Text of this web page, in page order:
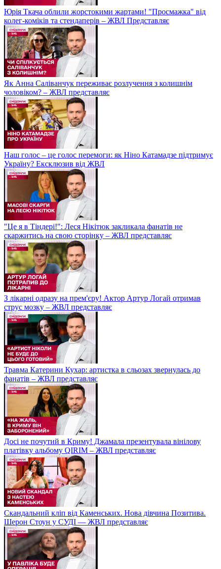
Юрія Ткача облили жорстокими жартами! "Просмажка" від
колег-коміків та стендаперів – ЖВЛ Представляє
Як Анна Саліванчук переживає розлучення з колишнім
чоловіком? – ЖВЛ представляє
Наш голос – це голос перемоги: як Ніно Катамадзе підтримує
Україну? Ексклюзив від ЖВЛ
"Це я в Тіндері!": Леся Нікітюк закликала фанатів не
скаржитись на свою сторінку – ЖВЛ представляє
З лікарні одразу на прем'єру! Актор Артур Логай отримав
струс мозку – ЖВЛ представляє
Травма Катерини Кухар: артистка в сльозах звернулась до
фанатів – ЖВЛ представляє
Досі не почутий в Криму! Джамала презентувала вінілову
платівку альбому QIRIM – ЖВЛ представляє
Скандальний кліп від Каменських. Нова дівчина Позитива.
Шерон Стоун у СУДІ — ЖВЛ представляє